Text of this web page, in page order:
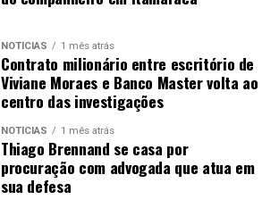
NOTÍCIAS 1 mês atrás
Contrato milionário entre escritório de
Viviane Moraes e Banco Master volta ao
centro das investigações
NOTÍCIAS 1 mês atrás
Thiago Brennand se casa por
procuração com advogada que atua em
sua defesa